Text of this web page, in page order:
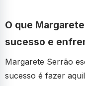
O que
sucesso e
Margarete Serrão
sucesso é fazer